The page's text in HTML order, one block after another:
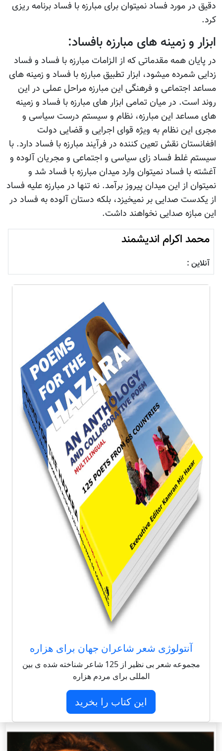
دقیق در مورد فساد نمیتوان برای مبارزه با فساد برنامه ریزی
کرد.
ابزار و زمینه های مبارزه بافساد:
در پایان همه مقدماتی که از الزامات مبارزه با فساد و فساد
زدایی شمرده میشود، ابزار تطبیق مبارزه با فساد و زمینه های
مساعد اجتماعی و فرهنگی این مبارزه مراحل عملی در این
روند است. در میان تمامی ابزار های مبارزه با فساد و زمینه
های مساعد این مبارزه، نظام و سیستم درست سیاسی و
مجری این نظام به ویژه قوای اجرایی و قضایی دولت
افغانستان نقش تعین کننده در فرآیند مبارزه با فساد دارد. با
سیستم غلط فساد زای سیاسی و اجتماعی و مجریان آلوده و
آغشته با فساد نمیتوان وارد میدان مبارزه با فساد شد و
نمیتوان از این میدان پیروز برآمد. نه تنها در مبارزه علیه فساد
از یکدست صدایی بر نمیخیزد، بلکه دستان آلوده به فساد در
این مبازه صدایی نخواهند داشت.
محمد اکرام اندیشمند
آنلاین :
آنتولوژی شعر شاعران جهان برای هزاره
مجموعه شعر بی نظیر از 125 شاعر شناخته شده ی بین
المللی برای مردم هزاره
این کتاب را بخرید